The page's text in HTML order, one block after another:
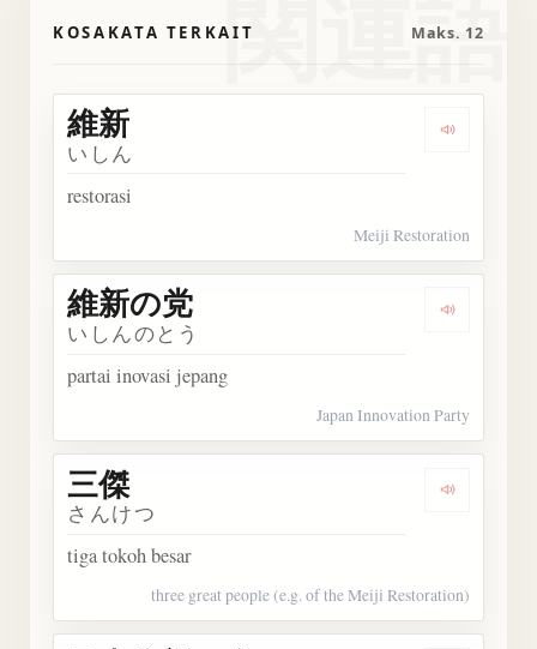
関連語
KOSAKATA TERKAIT Maks. 12
Dengarkan
維新
いしん
restorasi
Meiji Restoration
維新の党
いしんのとう
partai inovasi jepang
Japan Innovation Party
Dengarkan
三傑
さんけつ
tiga tokoh besar
three great people (e.g. of the Meiji Restoration)